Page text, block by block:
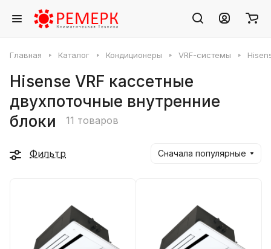
Главная Каталог Кондиционеры VRF-системы
Hisense VRF кассетные
двухпоточные внутренние
блоки
11 товаров
Фильтр Сначала популярные